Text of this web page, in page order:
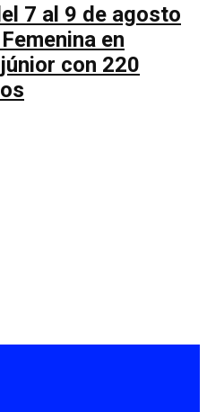
7 al 9 de agosto
en
con 220